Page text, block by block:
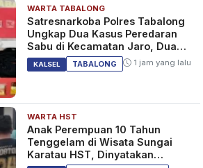
Chicco Jerikho Unboxing
Camilan Korea Pemberian Kim
Se Jeong, Bintang Drakor A
Business Proposal Tulis
Terjemahannya Pakai Tulisan
INFOTAINMENT 3 tahun yang lalu
Sederet Selebriti Top Korea ini
Disarankan Penggemar
Bintangi Drakor Dear Actresses
WARTA TABALONG
Satresnarkoba Polres Tabalong
Ungkap Dua Kasus Peredaran
Sabu di Kecamatan Jaro, Dua
Pelaku Diamankan
KALSEL TABALONG 1 jam yang lalu
WARTA HST
Anak Perempuan 10 Tahun
Tenggelam di Wisata Sungai
Karatau HST, Dinyatakan